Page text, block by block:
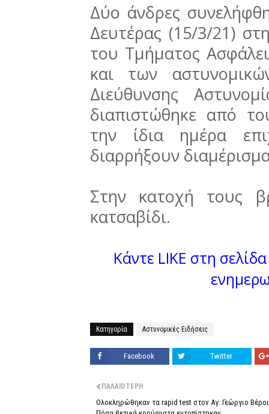
Δύο άνδρες
Δευτέρας (15/3/21)
του Τμήματος
και των
Διεύθυνσης
διαπιστώθηκε από
την ίδια ημέρα
διαρρήξουν
Στην κατοχή τους
κατσαβίδι.
Κάντε LIKE στη
Κατηγορία Αστυνομικές Ειδήσεις
Facebook Twitter
ΠΑΛΑΙΌΤΕΡΗ
Ολοκληρώθηκαν τα rapid test στον Αγ. Γεώργιο